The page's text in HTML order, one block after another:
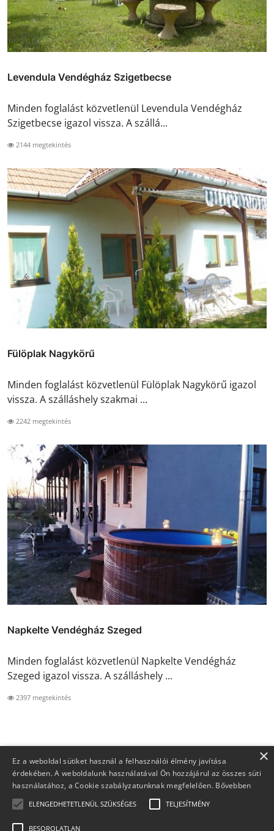
Levendula Vendégház Szigetbecse
Minden foglalást közvetlenül Levendula Vendégház
Szigetbecse igazol vissza. A szállá...
2144 megtekintés
Fülöplak Nagykörű
Minden foglalást közvetlenül Fülöplak Nagykörű igazol
vissza. A szálláshely szakmai ...
2242 megtekintés
Napkelte Vendégház Szeged
Minden foglalást közvetlenül Napkelte Vendégház
Szeged igazol vissza. A szálláshely ...
2397 megtekintés
×
Ez a weboldal sütiket használ a felhasználói élmény javítása
érdekében. A weboldalunk használatával Ön hozzájárul az összes süti
használatához, a Cookie szabályzatunknak megfelelően. Bővebben
ELENGEDHETETLENÜL SZÜKSÉGES TELJESÍTMÉNY
BESOROLATLAN